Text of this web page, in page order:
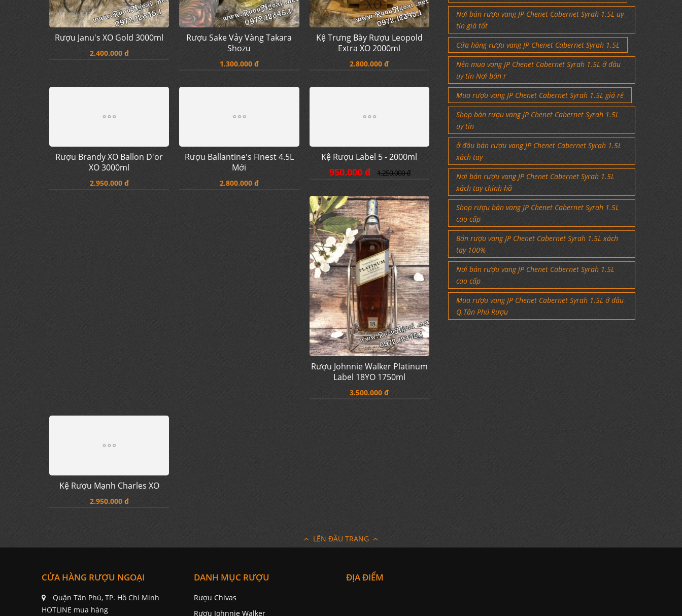
Rượu Janu's XO Gold 3000ml
2.400.000 đ
Rượu Sake Vảy Vàng Takara
Shozu
1.300.000 đ
Kệ Trưng Bày Rượu Leopold
Extra XO 2000ml
2.800.000 đ
Kệ Rượu Label 5 - 2000ml
950.000 đ 1.250.000 đ
Nơi bán rượu vang JP Chenet Cabernet Syrah 1.5L uy
tín giá tốt
Cửa hàng rượu vang JP Chenet Cabernet Syrah 1.5L
Nên mua vang JP Chenet Cabernet Syrah 1.5L ở đâu
uy tín Nơi bán r
Mua rượu vang JP Chenet Cabernet Syrah 1.5L giá rẻ
Shop bán rượu vang JP Chenet Cabernet Syrah 1.5L
uy tín
ở đâu bán rượu vang JP Chenet Cabernet Syrah 1.5L
xách tay
Nơi bán rượu vang JP Chenet Cabernet Syrah 1.5L
xách tay chính hã
Shop rượu bán vang JP Chenet Cabernet Syrah 1.5L
cao cấp
Bán rượu vang JP Chenet Cabernet Syrah 1.5L xách
tay 100%
Nơi bán rượu vang JP Chenet Cabernet Syrah 1.5L
cao cấp
Mua rượu vang JP Chenet Cabernet Syrah 1.5L ở đâu
Q.Tân Phú Rượu